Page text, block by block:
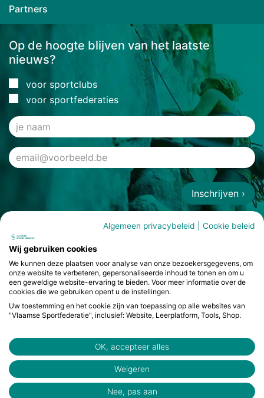
Partners
Op de hoogte blijven van het laatste
nieuws?
voor sportclubs
voor sportfederaties
Inschrijven ›
© Vlaamse Sportfederatie 2026
Algemeen privacybeleid Cookie beleid
Wij gebruiken cookies
We kunnen deze plaatsen voor analyse van onze bezoekersgegevens, om
onze website te verbeteren, gepersonaliseerde inhoud te tonen en om u
een geweldige website-ervaring te bieden. Voor meer informatie over de
cookies die we gebruiken opent u de instellingen.
Uw toestemming en het cookie zijn van toepassing op alle websites van
"Vlaamse Sportfederatie", inclusief: Website, Leerplatform, Tools, Shop.
OK, accepteer alles
Weigeren
Nee, pas aan